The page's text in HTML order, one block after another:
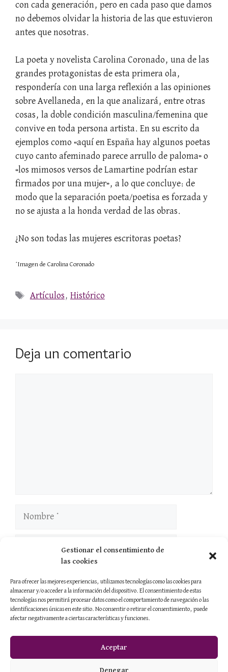
Gestionar el consentimiento de
las cookies
Para ofrecer las mejores experiencias, utilizamos tecnologías como las cookies para
almacenar y/o acceder a la información del dispositivo. El consentimiento de estas
tecnologías nos permitirá procesar datos como el comportamiento de navegación o las
identificaciones únicas en este sitio. No consentir o retirar el consentimiento, puede
afectar negativamente a ciertas características y funciones.
Aceptar
Denegar
con cada generación, pero en cada paso que damos
no debemos olvidar la historia de las que estuvieron
antes que nosotras.
La poeta y novelista Carolina Coronado, una de las
grandes protagonistas de esta primera ola,
respondería con una larga reflexión a las opiniones
sobre Avellaneda, en la que analizará, entre otras
cosas, la doble condición masculina/femenina que
convive en toda persona artista. En su escrito da
ejemplos como «aquí en España hay algunos poetas
cuyo canto afeminado parece arrullo de paloma» o
«los mimosos versos de Lamartine podrían estar
firmados por una mujer», a lo que concluye: de
modo que la separación poeta/poetisa es forzada y
no se ajusta a la honda verdad de las obras.
¿No son todas las mujeres escritoras poetas?
*Imagen de Carolina Coronado
Etiquetas
Artículos , Histórico
Deja un comentario
Nombre